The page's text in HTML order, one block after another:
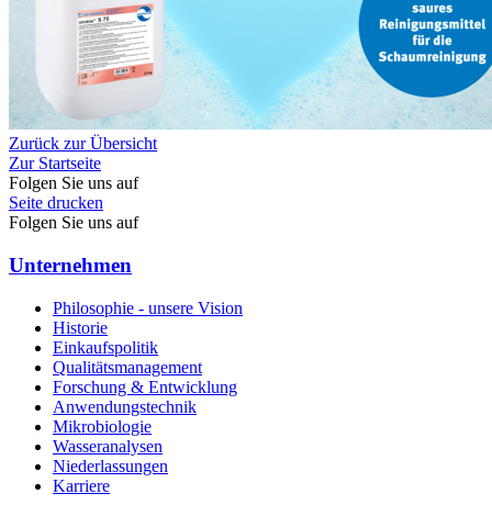
Zurück zur Übersicht
Zur Startseite
Folgen Sie uns auf
Seite drucken
Folgen Sie uns auf
Unternehmen
Philosophie - unsere Vision
Historie
Einkaufspolitik
Qualitätsmanagement
Forschung & Entwicklung
Anwendungstechnik
Mikrobiologie
Wasseranalysen
Niederlassungen
Karriere